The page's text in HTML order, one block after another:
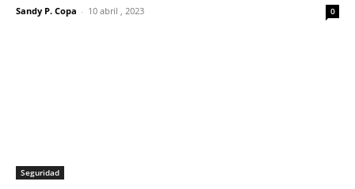
Sandy P. Copa - 10 abril , 2023 0
Seguridad